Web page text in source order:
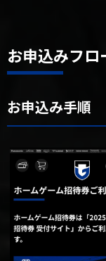
お申込みフロ
お申込み手順